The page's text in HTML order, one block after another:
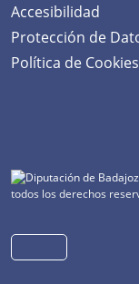
Accesibilidad
Protección de
Política de Cookies
todos los derechos